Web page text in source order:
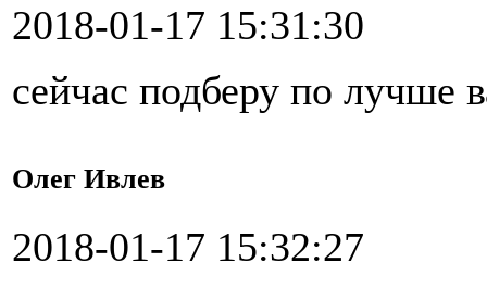
2018-01-17 15:31:30
сейчас подберу по лучше
Олег Ивлев
2018-01-17 15:32:27